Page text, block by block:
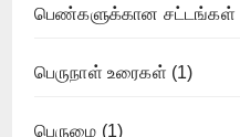
பெண்களுக்கான சட்டங்கள்
பெருநாள் உரைகள் (1)
பெருமை (1)